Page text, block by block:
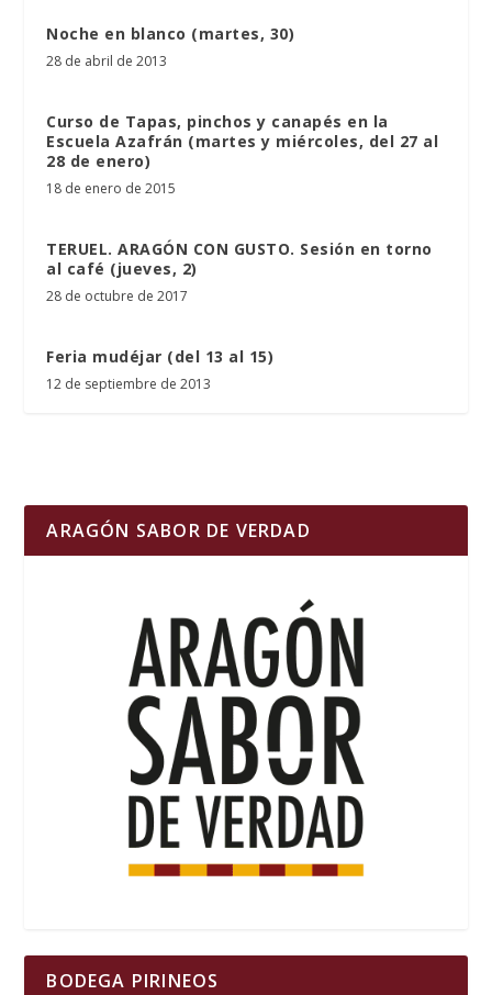
Noche en blanco (martes, 30)
28 de abril de 2013
Curso de Tapas, pinchos y canapés en la
Escuela Azafrán (martes y miércoles, del 27 al
28 de enero)
18 de enero de 2015
TERUEL. ARAGÓN CON GUSTO. Sesión en torno
al café (jueves, 2)
28 de octubre de 2017
Feria mudéjar (del 13 al 15)
12 de septiembre de 2013
ARAGÓN SABOR DE VERDAD
BODEGA PIRINEOS